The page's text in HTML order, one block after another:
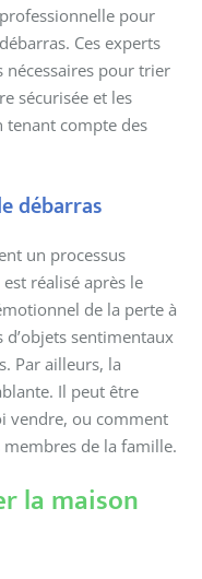
pour
Ces experts
nécessaires pour trier
sécurisée et les
tenant compte des
débarras
un processus
réalisé après le
de la perte à
sentimentaux
Par ailleurs, la
Il peut être
vendre, ou comment
de la famille.
la maison